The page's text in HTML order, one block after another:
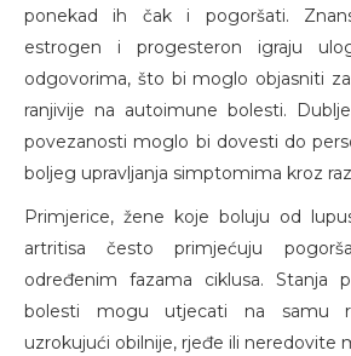
ponekad ih čak i pogoršati.
estrogen i progesteron igraju
odgovorima, što bi moglo objasniti
ranjivije na autoimune bolesti.
povezanosti moglo bi dovesti do
boljeg upravljanja simptomima kroz
Primjerice, žene koje boluju od
artritisa često primjećuju
određenim fazama ciklusa. Stanja
bolesti mogu utjecati na samu
uzrokujući obilnije, rjeđe ili neredovite